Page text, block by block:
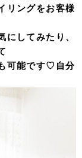
リングをお客様
にしてみたり、
可能です♡自分